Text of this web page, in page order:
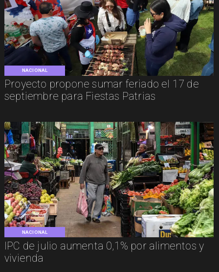
NACIONAL
Proyecto propone sumar feriado el 17 de
septiembre para Fiestas Patrias
NACIONAL
IPC de julio aumenta 0,1% por alimentos y
vivienda